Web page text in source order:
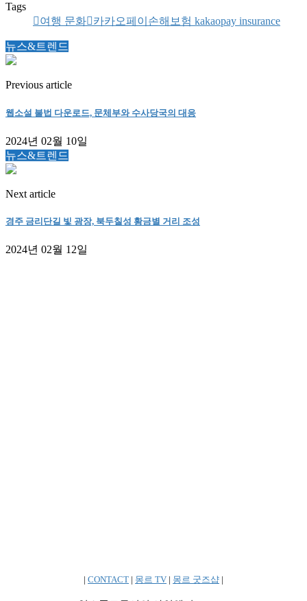
Tags
여행 문화
카카오페이손해보험 kakaopay insurance
뉴스&트렌드
Previous article
웹소설 불법 다운로드, 문체부와 수사당국의 대응
2024년 02월 10일
뉴스&트렌드
Next article
경주 금리단길 빛 광장, 북두칠성 황금별 거리 조성
2024년 02월 12일
| CONTACT | 몽르 TV | 몽르 굿즈샵 |